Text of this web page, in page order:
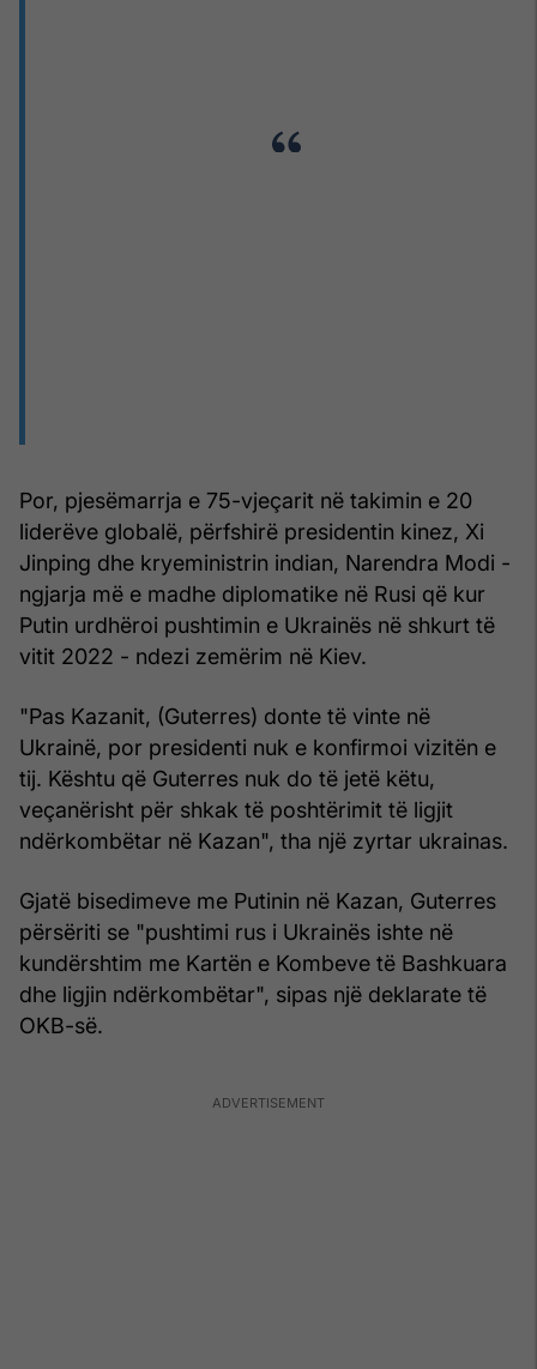
Por, pjesëmarrja e 75-vjeçarit në takimin e 20
liderëve globalë, përfshirë presidentin kinez, Xi
Jinping dhe kryeministrin indian, Narendra Modi -
ngjarja më e madhe diplomatike në Rusi që kur
Putin urdhëroi pushtimin e Ukrainës në shkurt të
vitit 2022 - ndezi zemërim në Kiev.
"Pas Kazanit, (Guterres) donte të vinte në
Ukrainë, por presidenti nuk e konfirmoi vizitën e
tij. Kështu që Guterres nuk do të jetë këtu,
veçanërisht për shkak të poshtërimit të ligjit
ndërkombëtar në Kazan", tha një zyrtar ukrainas.
Gjatë bisedimeve me Putinin në Kazan, Guterres
përsëriti se "pushtimi rus i Ukrainës ishte në
kundërshtim me Kartën e Kombeve të Bashkuara
dhe ligjin ndërkombëtar", sipas një deklarate të
OKB-së.